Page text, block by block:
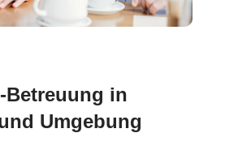
Betreuung in
Umgebung